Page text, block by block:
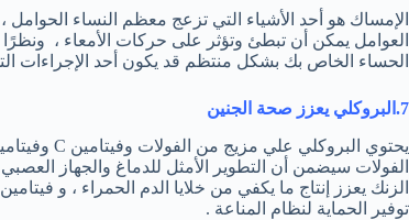
الإمساك هو أحد الأشياء التي تزعج معظم النساء الحوامل
العوامل يمكن أن تبطئ وتؤثر على حركات الأمعاء ، ونظرًا
الحساء الخاص بك بشكل منتظم قد يكون أحد الإجراءات
7. البروكلي يعزز صحة الجنين
توفير الحماية لنظام المناعة .